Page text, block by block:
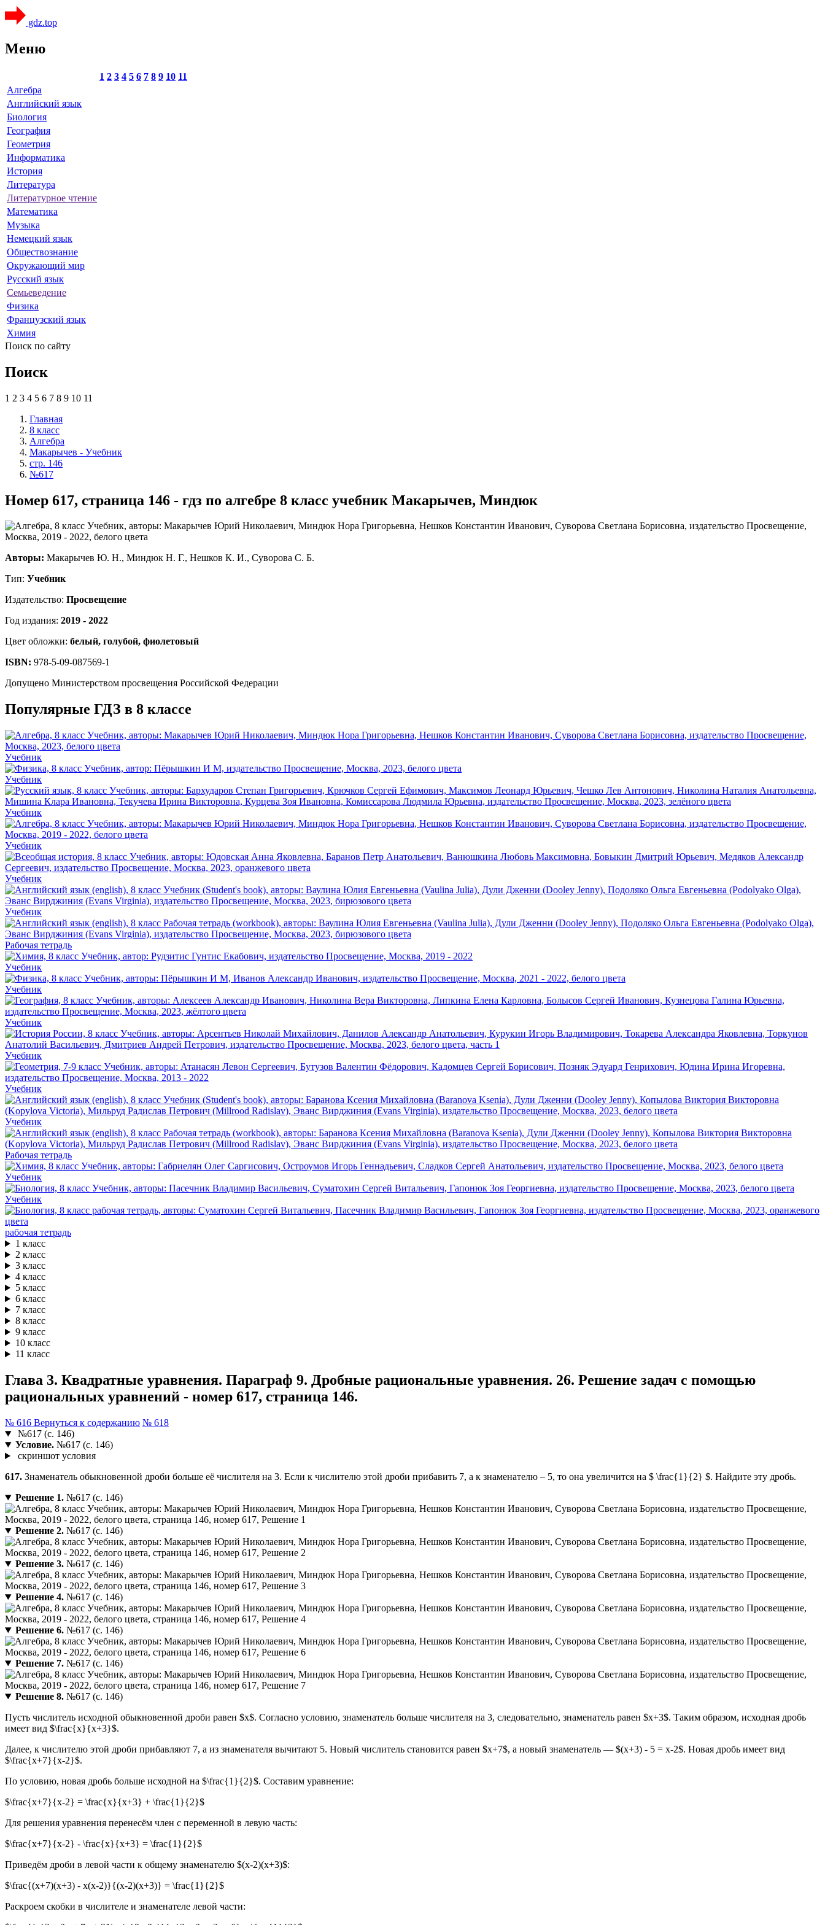
gdz.top
Меню
1 2 3 4 5 6 7 8 9 10 11
Алгебра
Английский язык
Биология
География
Геометрия
Информатика
История
Литература
Литературное чтение
Математика
Музыка
Немецкий язык
Обществознание
Окружающий мир
Русский язык
Семьеведение
Физика
Французский язык
Химия
Поиск по сайту
Поиск
1 2 3 4 5 6 7 8 9 10 11
Главная
8 класс
Алгебра
Макарычев - Учебник
стр. 146
№617
Номер 617, страница 146 - гдз по алгебре 8 класс учебник Макарычев, Миндюк
Авторы: Макарычев Ю. Н., Миндюк Н. Г., Нешков К. И., Суворова С. Б.
Тип: Учебник
Издательство: Просвещение
Год издания: 2019 - 2022
Цвет обложки: белый, голубой, фиолетовый
ISBN: 978-5-09-087569-1
Допущено Министерством просвещения Российской Федерации
Популярные ГДЗ в 8 классе
Учебник
Учебник
Учебник
Учебник
Учебник
Учебник
Рабочая тетрадь
Учебник
Учебник
Учебник
Учебник
Учебник
Учебник
Рабочая тетрадь
Учебник
Учебник
рабочая тетрадь
1 класс
2 класс
3 класс
4 класс
5 класс
6 класс
7 класс
8 класс
9 класс
10 класс
11 класс
Глава 3. Квадратные уравнения. Параграф 9. Дробные рациональные уравнения. 26. Решение задач с помощью
рациональных уравнений - номер 617, страница 146.
№ 616 Вернуться к содержанию № 618
№617 (с. 146)
Условие.№617 (с. 146)
скриншот условия
617. Знаменатель обыкновенной дроби больше её числителя на 3. Если к числителю этой дроби прибавить 7, а к знаменателю – 5, то она увеличится на $ \frac{1}{2} $. Найдите эту дробь.
Решение 1.№617 (с. 146)
Решение 2.№617 (с. 146)
Решение 3.№617 (с. 146)
Решение 4.№617 (с. 146)
Решение 6.№617 (с. 146)
Решение 7.№617 (с. 146)
Решение 8.№617 (с. 146)
Пусть числитель исходной обыкновенной дроби равен $x$. Согласно условию, знаменатель больше числителя на 3, следовательно, знаменатель равен $x+3$. Таким образом, исходная дробь
имеет вид $\frac{x}{x+3}$.
Далее, к числителю этой дроби прибавляют 7, а из знаменателя вычитают 5. Новый числитель становится равен $x+7$, а новый знаменатель — $(x+3) - 5 = x-2$. Новая дробь имеет вид
$\frac{x+7}{x-2}$.
По условию, новая дробь больше исходной на $\frac{1}{2}$. Составим уравнение:
$\frac{x+7}{x-2} = \frac{x}{x+3} + \frac{1}{2}$
Для решения уравнения перенесём член с переменной в левую часть:
$\frac{x+7}{x-2} - \frac{x}{x+3} = \frac{1}{2}$
Приведём дроби в левой части к общему знаменателю $(x-2)(x+3)$:
$\frac{(x+7)(x+3) - x(x-2)}{(x-2)(x+3)} = \frac{1}{2}$
Раскроем скобки в числителе и знаменателе левой части: